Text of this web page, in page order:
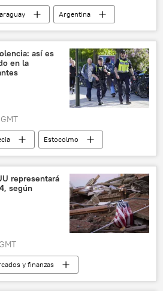
Argentina
Santiago Peña
así es
en la
Estocolmo
sociedad
representará
según
y finanzas
deuda pública